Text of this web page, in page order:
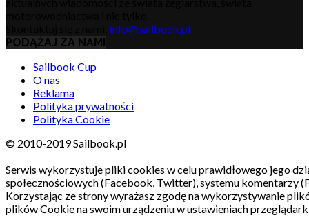
info@sailbook.pl
PODĄŻAJ ZA NAMI
Sailbook Cup
O nas
Reklama
Polityka prywatności
Polityka Cookie
© 2010-2019 Sailbook.pl
Serwis wykorzystuje pliki cookies w celu prawidłowego jego
społecznościowych (Facebook, Twitter), systemu komentarzy
Korzystając ze strony wyrażasz zgodę na wykorzystywanie
plików Cookie na swoim urządzeniu w ustawieniach